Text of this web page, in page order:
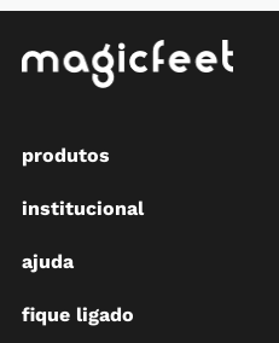
produtos
institucional
ajuda
fique ligado